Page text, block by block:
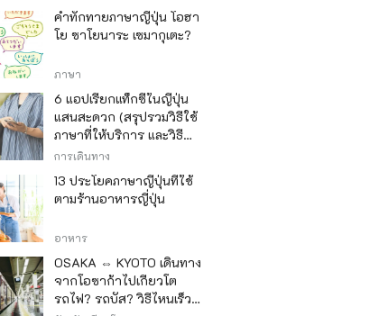
คำทักทายภาษาญี่ปุ่น โอฮา
โย ซาโยนาระ เซมากุเตะ?
ภาษา
6 แอปเรียกแท็กซี่ในญี่ปุ่น
แสนสะดวก (สรุปรวมวิธีใช้
ภาษาที่ให้บริการ และวิธี
ชำระเงิน)
การเดินทาง
13 ประโยคภาษาญี่ปุ่นที่ใช้
ตามร้านอาหารญี่ปุ่น
อาหาร
OSAKA ⇔ KYOTO เดินทาง
จากโอซาก้าไปเกียวโต
รถไฟ? รถบัส? วิธีไหนเร็ว